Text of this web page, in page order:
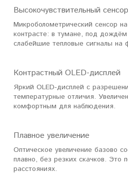
Высокочувствительный сенсор
Микроболометрический сенсор
контрасте: в тумане, под
слабейшие тепловые сигналы на
Контрастный OLED-дисплей
Яркий OLED-дисплей с
температурные отличия.
комфортным для наблюдения.
Плавное увеличение
Оптическое увеличение базово
плавно, без резких скачков.
расстояниях.